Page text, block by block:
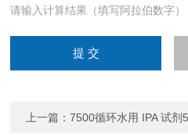
请输入计算结果（填写阿拉伯数字
上一篇：7500循环水用 IPA 试剂